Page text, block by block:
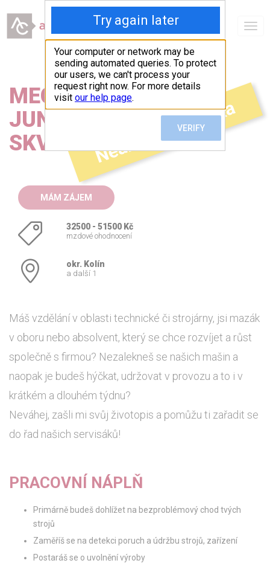
0
Oblíbené pozice
MECHANIK
JUNIOR/SENIOR -
SKVĚLÉ BENEFITY
Neaktivní nabídka
MÁM ZÁJEM
32500 - 51500 Kč
mzdové ohodnocení
okr. Kolín
a další 1
Máš vzdělání v oblasti technické či strojárny, jsi mazák
v oboru nebo absolvent, který se chce rozvíjet a růst
společně s firmou? Nezalekneš se našich mašin a
naopak je budeš hýčkat, udržovat v provozu a to i v
krátkém a dlouhém týdnu?
Neváhej, zašli mi svůj životopis a pomůžu ti zařadit se
do řad našich servisáků!
PRACOVNÍ NÁPLŇ
Primárně budeš dohlížet na bezproblémový chod tvých
strojů
Zaměříš se na detekci poruch a údržbu strojů, zařízení
Postaráš se o uvolnění výroby